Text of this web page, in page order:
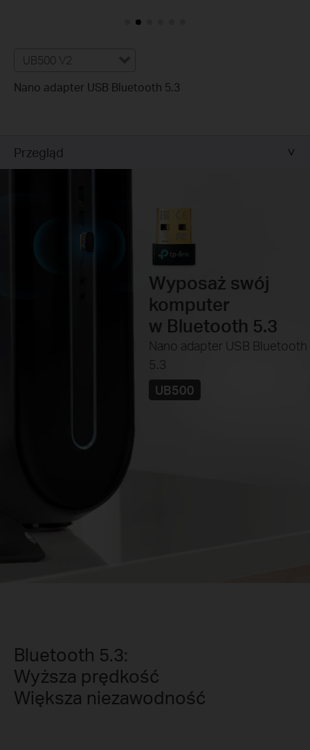
UB500 V2
Nano adapter USB Bluetooth 5.3
Przegląd
Wyposaż swój
komputer
w Bluetooth 5.3
Nano adapter USB Bluetooth
5.3
UB500
Bluetooth 5.3:
Wyższa prędkość
Większa niezawodność